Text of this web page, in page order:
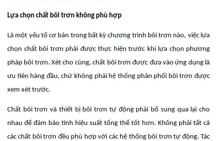
Lựa chọn chất bôi trơn không phù hợp
Là một yếu tố cơ bản trong bất kỳ chương trình bôi trơn nào, việc lựa
chọn chất bôi trơn phải được thực hiện trước khi lựa chọn phương
pháp bôi trơn. Xét cho cùng, chất bôi trơn được đưa vào ứng dụng là
ưu tiên hàng đầu, chứ không phải hệ thống phân phối bôi trơn được
xem xét trước.
Chất bôi trơn và thiết bị bôi trơn tự động phải bổ sung qua lại cho
nhau để đảm bảo tính hiệu suất tổng thể tốt hơn. Không phải tất cả
các chất bôi trơn đều phù hợp với các hệ thống bôi trơn tự động. Tác